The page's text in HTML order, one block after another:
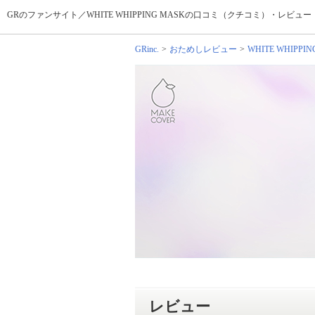
GRのファンサイト／WHITE WHIPPING MASKの口コミ（クチコミ）・レビュー
GRinc. おためしレビュー WHITE
レビュー